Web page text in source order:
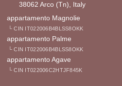
38062 Arco (Tn), Italy
appartamento Magnolie
└ CIN IT022006B4BLSS8OKK
appartamento Palme
└ CIN IT022006B4BLSS8OKK
appartamento Agave
└ CIN IT022006C2HTJF845K